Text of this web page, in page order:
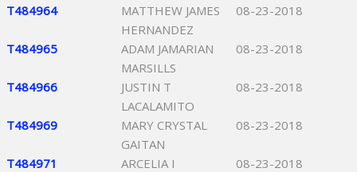
T484964
MATTHEW JAMES
HERNANDEZ
08-23-2018
T484965
ADAM JAMARIAN
MARSILLS
08-23-2018
T484966
JUSTIN T
LACALAMITO
08-23-2018
T484969
MARY CRYSTAL
GAITAN
08-23-2018
T484971
ARCELIA I
08-23-2018